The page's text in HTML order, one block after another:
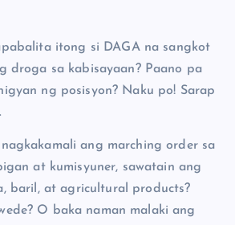
itong si DAGA na sangkot
droga sa kabisayaan? Paano pa
ng posisyon? Naku po! Sarap
ang marching order sa
at kumisyuner, sawatain ang
baril, at agricultural products?
O baka naman malaki ang